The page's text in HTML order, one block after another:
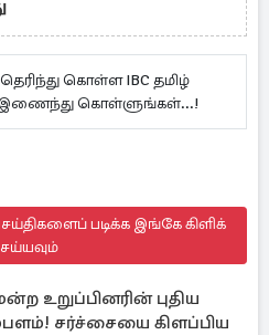
கொள்ள IBC தமிழ்
கொள்ளுங்கள்...!
படிக்க இங்கே கிளிக்
உறுப்பினரின் புதிய
சர்ச்சையை கிளப்பிய